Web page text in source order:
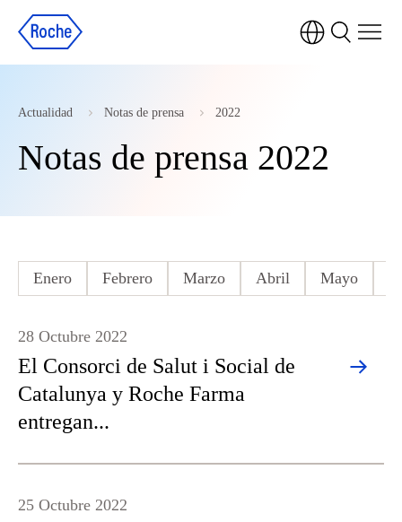
Actualidad Notas de prensa 2022
Notas de prensa 2022
Enero Febrero Marzo Abril Mayo
El Consorci de Salut i Social de
Catalunya y Roche Farma
entregan...
28 Octubre 2022
25 Octubre 2022